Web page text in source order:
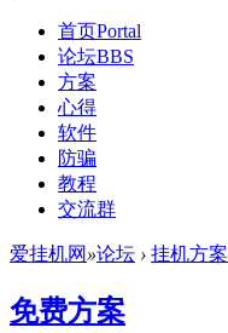
首页Portal
论坛BBS
方案
心得
软件
防骗
教程
交流群
爱挂机网 »论坛 › 挂机方案
免费方案